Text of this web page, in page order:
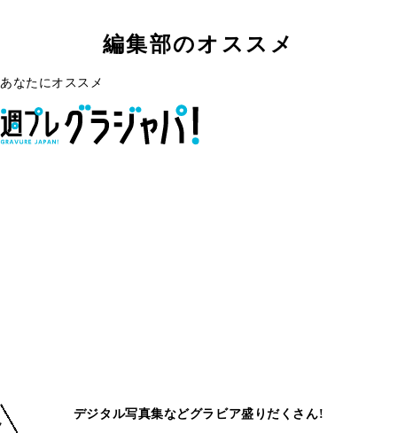
編集部のオススメ
あなたにオススメ
デジタル写真集などグラビア盛りだくさん!